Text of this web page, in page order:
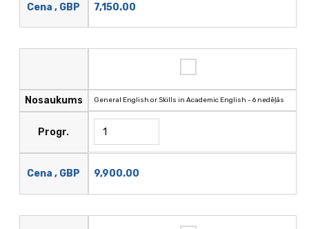
Cena , GBP 7,150.00
Nosaukums
Progr.
Cena , GBP
General English or Skills in Academic English - 6 nedēļās
9,900.00